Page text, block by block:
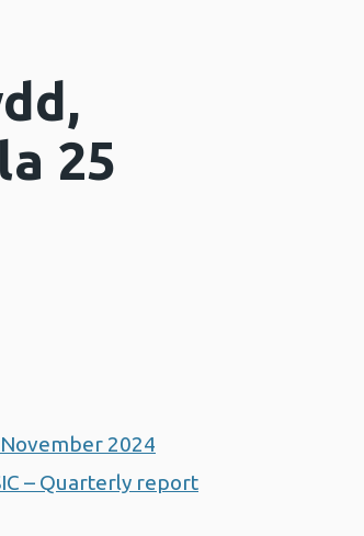
25
November 2024
– Quarterly report